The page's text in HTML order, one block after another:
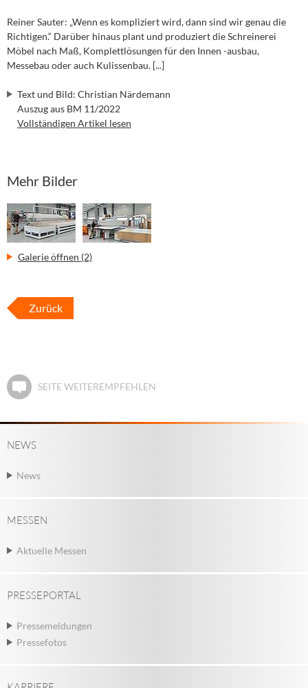
Reiner Sauter: „Wenn es kompliziert wird, dann sind wir genau die
Richtigen.“ Darüber hinaus plant und produziert die Schreinerei
Möbel nach Maß, Komplettlösungen für den Innen -ausbau,
Messebau oder auch Kulissenbau. [...]
Text und Bild: Christian Närdemann
Auszug aus BM 11/2022
Vollständigen Artikel lesen
Mehr Bilder
Galerie öffnen (2)
Zurück
SEITE WEITEREMPFEHLEN
NEWS
News
MESSEN
Aktuelle Messen
PRESSEPORTAL
Pressemeldungen
Pressefotos